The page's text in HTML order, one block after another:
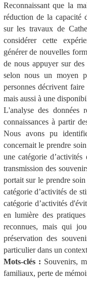
Reconnaissant que la
réduction de la capacité
sur les travaux de
considérer cette
générer de nouvelles
de nous appuyer sur
selon nous un moyen
personnes décrivent
mais aussi à une
L'analyse des données
connaissances à partir
Nous avons pu
concernait le prendre
une catégorie
transmission des
portait sur le prendre
catégorie d’activités de
catégorie d’activités
en lumière des
reconnues, mais qui
préservation des
particulier dans un
Mots-clés : Souvenirs,
familiaux, perte de